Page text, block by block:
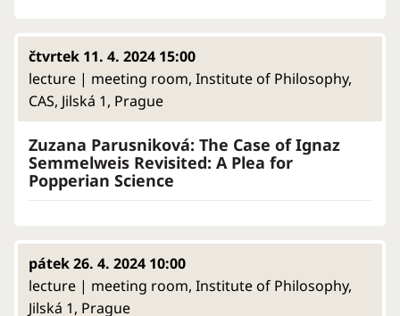
čtvrtek 11. 4. 2024 15:00
lecture | meeting room, Institute of Philosophy,
CAS, Jilská 1, Prague
Zuzana Parusniková: The Case of Ignaz
Semmelweis Revisited: A Plea for
Popperian Science
pátek 26. 4. 2024 10:00
lecture | meeting room, Institute of Philosophy,
Jilská 1, Prague